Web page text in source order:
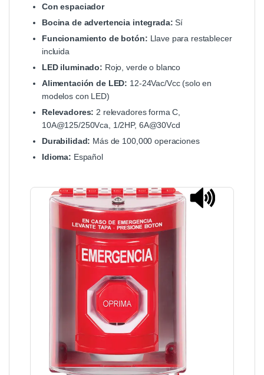
Con espaciador
Bocina de advertencia integrada: Sí
Funcionamiento de botón: Llave para restablecer
incluida
LED iluminado: Rojo, verde o blanco
Alimentación de LED: 12-24Vac/Vcc (solo en
modelos con LED)
Relevadores: 2 relevadores forma C,
10A@125/250Vca, 1/2HP, 6A@30Vcd
Durabilidad: Más de 100,000 operaciones
Idioma: Español